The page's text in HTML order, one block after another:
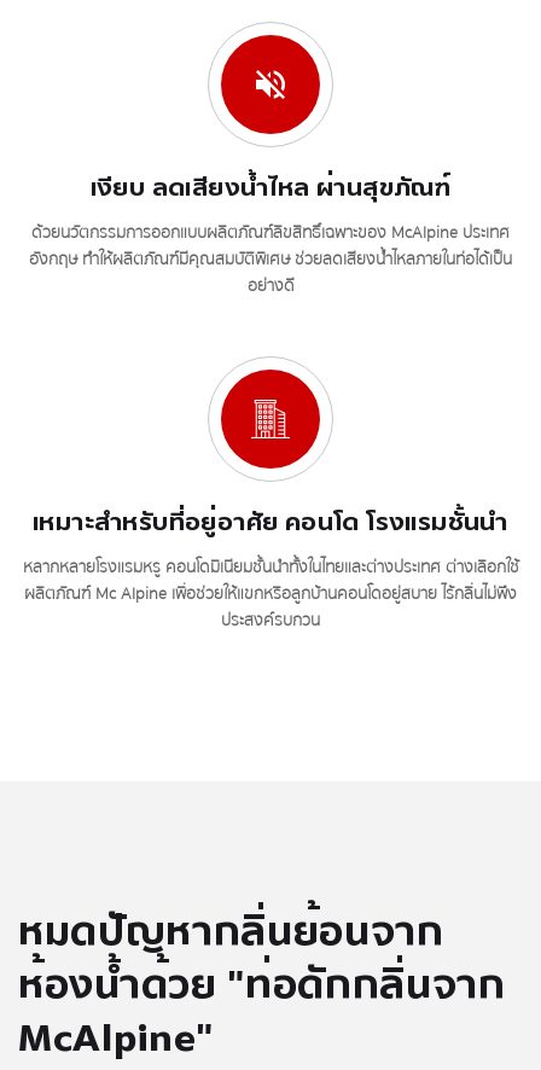
เงียบ ลดเสียงน้ำไหล ผ่านสุขภัณฑ์
ด้วยนวัตกรรมการออกแบบผลิตภัณฑ์ลิขสิทธิ์เฉพาะของ McAlpine ประเทศ
อังกฤษ ทำให้ผลิตภัณฑ์มีคุณสมบัติพิเศษ ช่วยลดเสียงน้ำไหลภายในท่อได้เป็น
อย่างดี
เหมาะสำหรับที่อยู่อาศัย คอนโด โรงแรมชั้นนำ
หลากหลายโรงแรมหรู คอนโดมิเนียมชั้นนำทั้งในไทยและต่างประเทศ ต่างเลือกใช้
ผลิตภัณฑ์ Mc Alpine เพื่อช่วยให้แขกหรือลูกบ้านคอนโดอยู่สบาย ไร้กลิ่นไม่พึง
ประสงค์รบกวน
หมดปัญหากลิ่นย้อนจาก
ห้องน้ำด้วย "ท่อดักกลิ่นจาก
McAlpine"